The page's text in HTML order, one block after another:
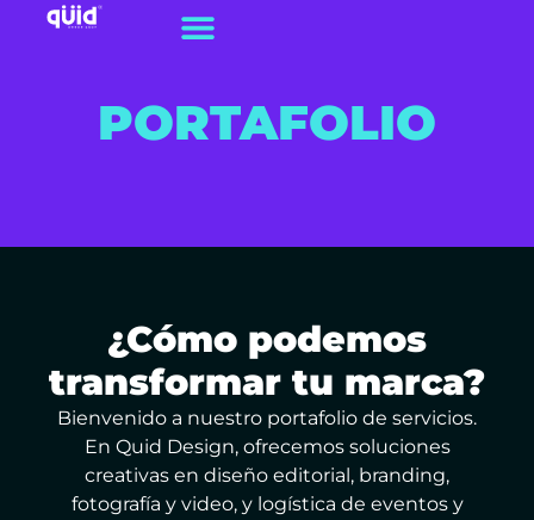
PORTAFOLIO
¿Cómo podemos
transformar tu marca?
Bienvenido a nuestro portafolio de servicios.
En Quid Design, ofrecemos soluciones
creativas en diseño editorial, branding,
fotografía y video, y logística de eventos y